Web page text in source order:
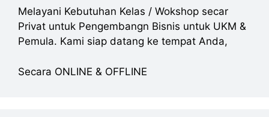
Melayani Kebutuhan Kelas / Wokshop secar
Privat untuk Pengembangn Bisnis untuk UKM &
Pemula. Kami siap datang ke tempat Anda,
Secara ONLINE & OFFLINE